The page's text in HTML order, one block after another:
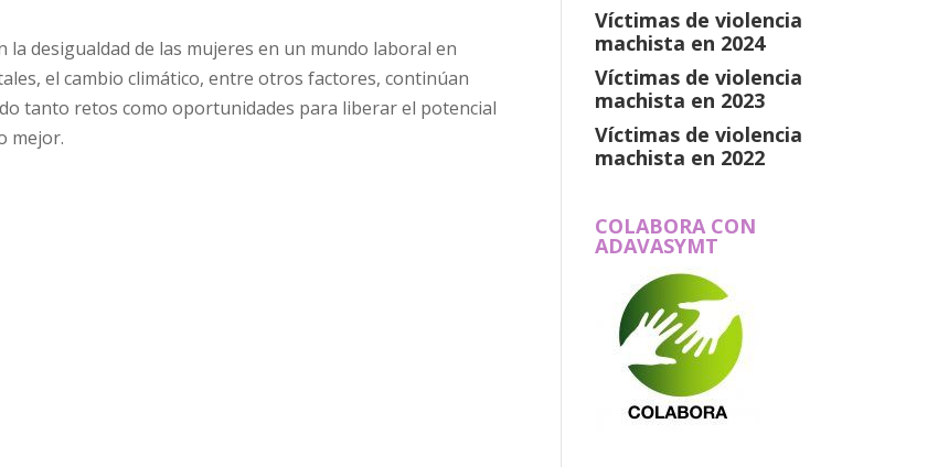
desigualdad de las mujeres en un mundo laboral en
el cambio climático, entre otros factores, continúan
tanto retos como oportunidades para liberar el potencial
mejor.
Víctimas de violencia
machista en 2024
Víctimas de violencia
machista en 2023
Víctimas de violencia
machista en 2022
COLABORA CON
ADAVASYMT